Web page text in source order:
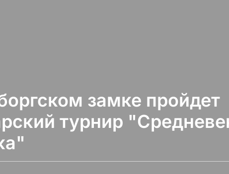
замке пройдет
турнир